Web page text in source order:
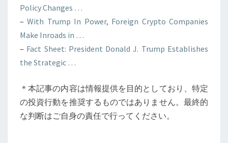
Policy Changes …
–With Trump In Power, Foreign Crypto Companies
Make Inroads in …
– Fact Sheet: President Donald J. Trump Establishes
the Strategic …
＊本記事の内容は情報提供を目的としており、特定
の投資行動を推奨するものではありません。最終的
な判断はご自身の責任で行ってください。